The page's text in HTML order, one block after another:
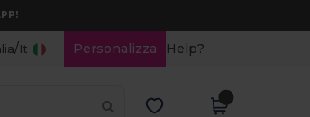
/It Personalizza Help?